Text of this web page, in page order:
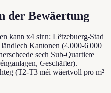
der Bewäertung
kann x4 sinn: Lëtzebuerg-Stad
Kantonen (4.000-6.000
sech Sub-Quartiere
Geschäfter).
(T2-T3 méi wäertvoll pro m²